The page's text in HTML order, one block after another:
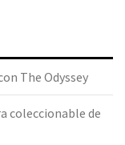
The Odyssey
coleccionable de